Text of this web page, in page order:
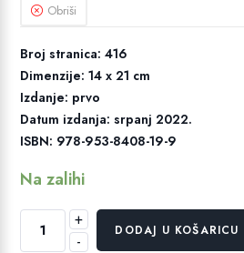
Obriši
Broj stranica: 416
Dimenzije: 14 x 21 cm
Izdanje: prvo
Datum izdanja: srpanj 2022.
ISBN: 978-953-8408-19-9
Na zalihi
-
Ukleti
+
DODAJ U KOŠARICU